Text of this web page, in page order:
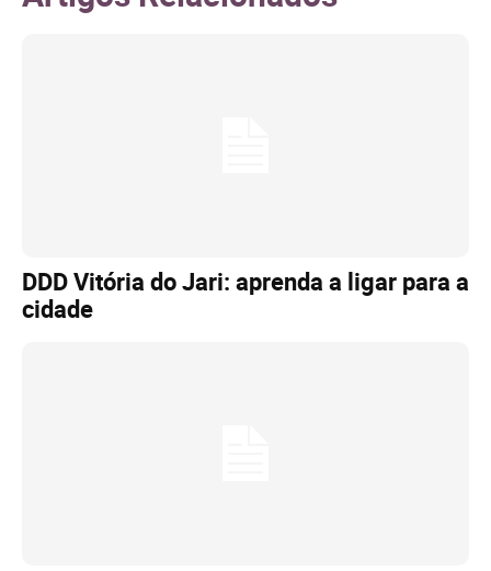
DDD Vitória do Jari: aprenda a ligar para a
cidade